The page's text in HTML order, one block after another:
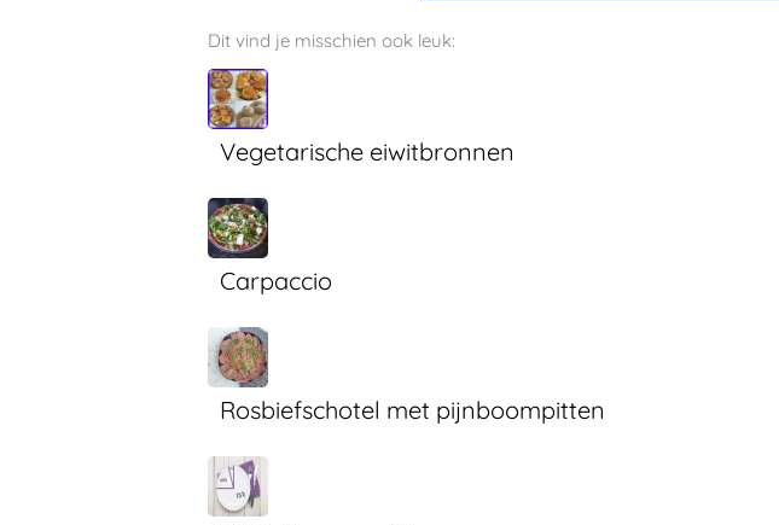
Dit vind je misschien ook leuk:
Vegetarische eiwitbronnen
Carpaccio
Rosbiefschotel met pijnboompitten